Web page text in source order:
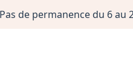
de permanence du 6 au